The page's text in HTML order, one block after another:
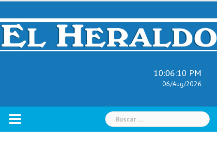
Skip
content
10:06:11 PM
06/Aug/2026
Buscar: